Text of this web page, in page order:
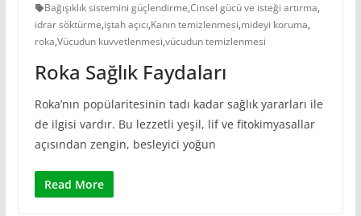
Bağışıklık sistemini güçlendirme,Cinsel gücü ve isteği artırma,
idrar söktürme,iştah açıcı,Kanın temizlenmesi,mideyi koruma,
roka,Vücudun kuvvetlenmesi,vücudun temizlenmesi
Roka Sağlık Faydaları
Roka’nın popülaritesinin tadı kadar sağlık yararları ile
de ilgisi vardır. Bu lezzetli yeşil, lif ve fitokimyasallar
açısından zengin, besleyici yoğun
Read More